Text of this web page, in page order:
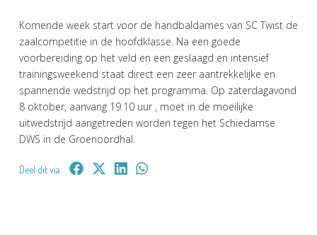
Komende week start voor de handbaldames van SC Twist de
zaalcompetitie in de hoofdklasse. Na een goede
voorbereiding op het veld en een geslaagd en intensief
trainingsweekend staat direct een zeer aantrekkelijke en
spannende wedstrijd op het programma. Op zaterdagavond
8 oktober, aanvang 19.10 uur , moet in de moeilijke
uitwedstrijd aangetreden worden tegen het Schiedamse
DWS in de Groenoordhal.
Deel dit via: